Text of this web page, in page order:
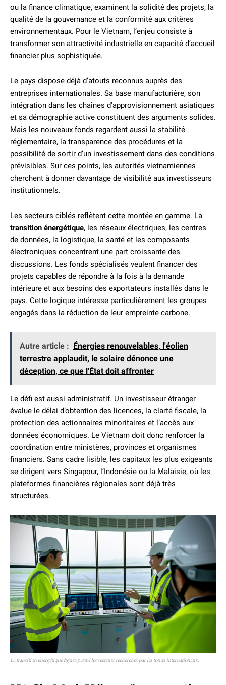
ou la finance climatique, examinent la solidité des projets, la
qualité de la gouvernance et la conformité aux critères
environnementaux. Pour le Vietnam, l’enjeu consiste à
transformer son attractivité industrielle en capacité d’accueil
financier plus sophistiquée.
Le pays dispose déjà d’atouts reconnus auprès des
entreprises internationales. Sa base manufacturière, son
intégration dans les chaînes d’approvisionnement asiatiques
et sa démographie active constituent des arguments solides.
Mais les nouveaux fonds regardent aussi la stabilité
réglementaire, la transparence des procédures et la
possibilité de sortir d’un investissement dans des conditions
prévisibles. Sur ces points, les autorités vietnamiennes
cherchent à donner davantage de visibilité aux investisseurs
institutionnels.
Les secteurs ciblés reflètent cette montée en gamme. La
transition énergétique, les réseaux électriques, les centres
de données, la logistique, la santé et les composants
électroniques concentrent une part croissante des
discussions. Les fonds spécialisés veulent financer des
projets capables de répondre à la fois à la demande
intérieure et aux besoins des exportateurs installés dans le
pays. Cette logique intéresse particulièrement les groupes
engagés dans la réduction de leur empreinte carbone.
Autre article : Énergies renouvelables, l'éolien
terrestre applaudit, le solaire dénonce une
déception, ce que l'État doit affronter
Le défi est aussi administratif. Un investisseur étranger
évalue le délai d’obtention des licences, la clarté fiscale, la
protection des actionnaires minoritaires et l’accès aux
données économiques. Le Vietnam doit donc renforcer la
coordination entre ministères, provinces et organismes
financiers. Sans cadre lisible, les capitaux les plus exigeants
se dirigent vers Singapour, l’Indonésie ou la Malaisie, où les
plateformes financières régionales sont déjà très
structurées.
La transition énergétique figure parmi les secteurs recherchés par les fonds internationaux.